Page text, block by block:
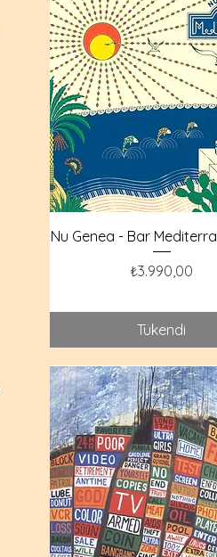
Nu Genea - Bar
Fiyat
₺3.990,00
Tükendi